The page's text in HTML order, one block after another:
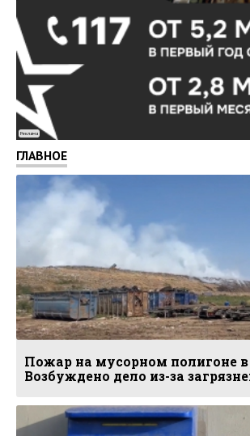
Реклама
ГЛАВНОЕ
Пожар на мусорном полигоне в
Возбуждено дело из-за